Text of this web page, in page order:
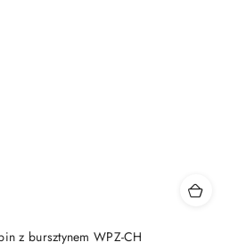
z bursztynem WPZ-CH